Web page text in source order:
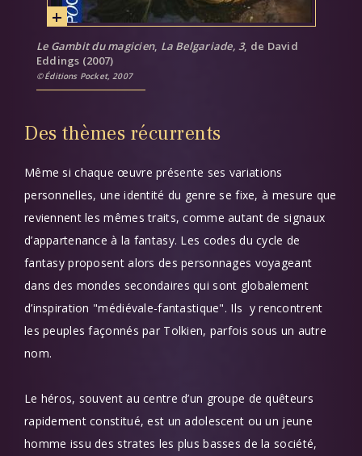
Le Gambit du magicien, La Belgariade, 3, de David
Eddings (2007)
Éditions Pocket, 2007
Des thèmes récurrents
Même si chaque œuvre présente ses variations
personnelles, une identité du genre se fixe, à mesure que
reviennent les mêmes traits, comme autant de signaux
d’appartenance à la fantasy. Les codes du cycle de
fantasy proposent alors des personnages voyageant
dans des mondes secondaires qui sont globalement
d’inspiration "médiévale-fantastique". Ils y rencontrent
les peuples façonnés par Tolkien, parfois sous un autre
nom.
Le héros, souvent au centre d’un groupe de quêteurs
rapidement constitué, est un adolescent ou un jeune
homme issu des strates les plus basses de la société,